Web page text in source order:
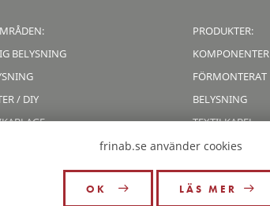
BELYSNING
/ DIY
PRODUKTER:
KOMPONENTER
FÖRMONTERAT
BELYSNING
TEXTILKABEL
KABELLISTA
frinab.se använder cookies
OK LÄS MER